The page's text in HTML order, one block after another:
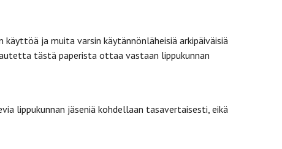
käyttöä ja muita varsin käytännönläheisiä arkipäiväisiä
tästä paperista ottaa vastaan lippukunnan
lippukunnan jäseniä kohdellaan tasavertaisesti, eikä